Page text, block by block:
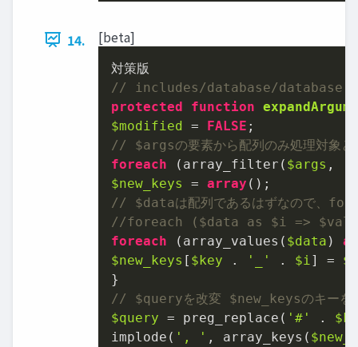
14. [beta]
// includes/database/
protected
function
$modified = FALSE
// $argsの要素から配列のみ処理対象
foreach (array_filter( $args ,
$new_keys
= array
// $dataは配列であるはずなので、
//foreach ($data as $i =>
foreach (array_values( $data ) as
$new_keys [ $key . '_' . $i ] =
// $queryを改変 $new_keysのキーを
$query = preg_replace( '#' .
implode( ', ' , array_keys(